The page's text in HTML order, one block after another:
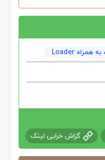
گزاش خرابی لینک